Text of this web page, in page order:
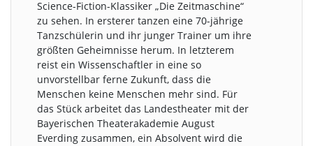
Science-Fiction-Klassiker „Die Zeitmaschine“
zu sehen. In ersterer tanzen eine 70-jährige
Tanzschülerin und ihr junger Trainer um ihre
größten Geheimnisse herum. In letzterem
reist ein Wissenschaftler in eine so
unvorstellbar ferne Zukunft, dass die
Menschen keine Menschen mehr sind. Für
das Stück arbeitet das Landestheater mit der
Bayerischen Theaterakademie August
Everding zusammen, ein Absolvent wird die